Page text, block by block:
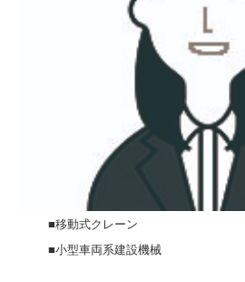
■移動式クレーン
■小型車両系建設機械